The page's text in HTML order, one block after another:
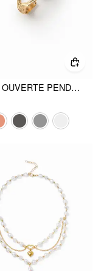
BAGUE OUVERTE PENDENTIF CŒUR ET HORLOGE